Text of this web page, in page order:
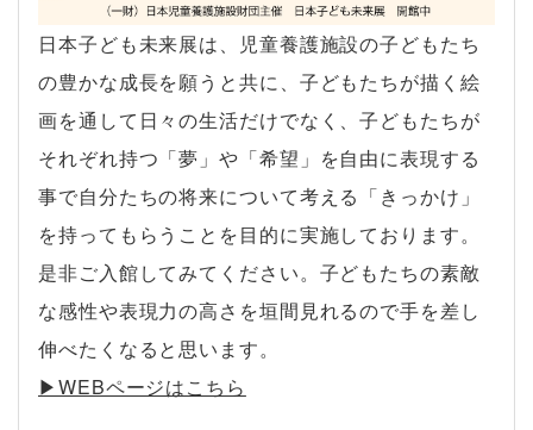
日本子ども未来展は、児童養護施設の子どもたち
の豊かな成長を願うと共に、子どもたちが描く絵
画を通して日々の生活だけでなく、子どもたちが
それぞれ持つ「夢」や「希望」を自由に表現する
事で自分たちの将来について考える「きっかけ」
を持ってもらうことを目的に実施しております。
是非ご入館してみてください。子どもたちの素敵
な感性や表現力の高さを垣間見れるので手を差し
伸べたくなると思います。
▶︎WEBページはこちら